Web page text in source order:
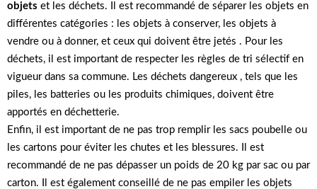
objets et les déchets. Il est recommandé de séparer les objets en
différentes catégories : les objets à conserver, les objets à
vendre ou à donner, et ceux qui doivent être jetés . Pour les
déchets, il est important de respecter les règles de tri sélectif en
vigueur dans sa commune. Les déchets dangereux , tels que les
piles, les batteries ou les produits chimiques, doivent être
apportés en déchetterie.
Enfin, il est important de ne pas trop remplir les sacs poubelle ou
les cartons pour éviter les chutes et les blessures. Il est
recommandé de ne pas dépasser un poids de 20 kg par sac ou par
carton. Il est également conseillé de ne pas empiler les objets